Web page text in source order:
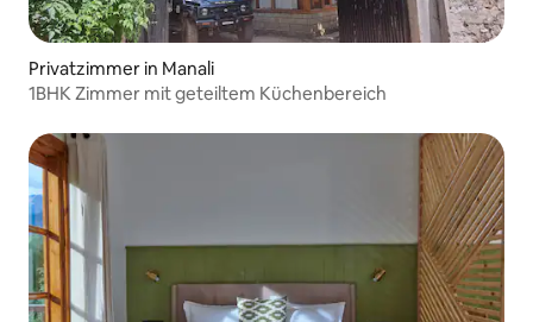
Privatzimmer in Manali
1BHK Zimmer mit geteiltem Küchenbereich